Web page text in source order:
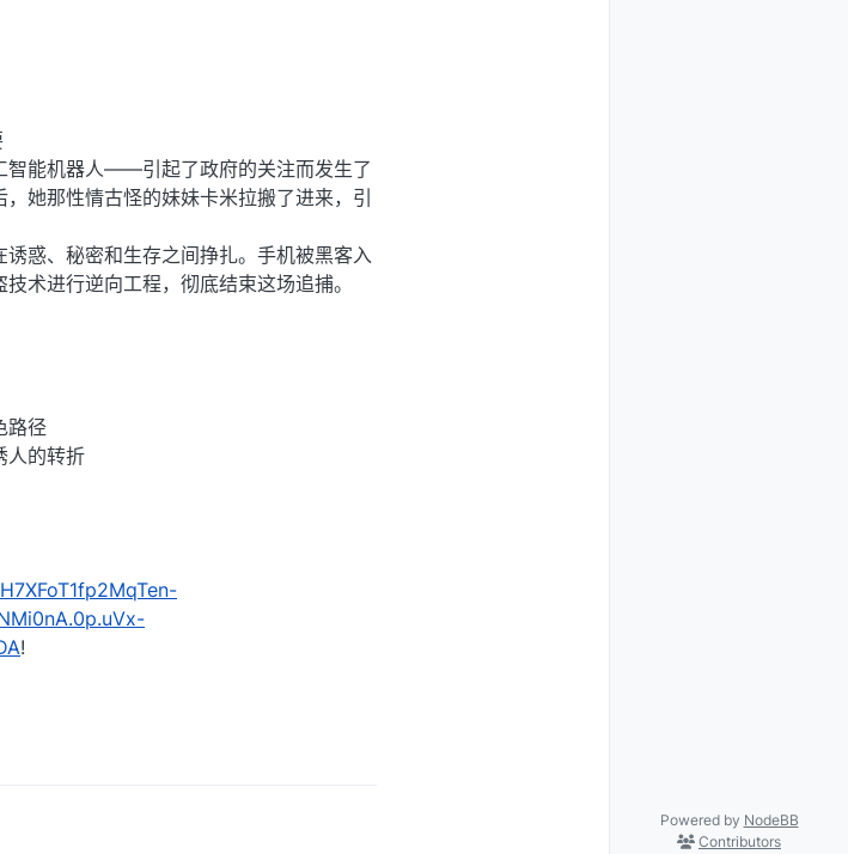
能机器人——引起了政府的关注而发生了
她那性情古怪的妹妹卡米拉搬了进来，引
惑、秘密和生存之间挣扎。手机被黑客入
术进行逆向工程，彻底结束这场追捕。
路径
人的转折
!
Powered by NodeBB
Contributors